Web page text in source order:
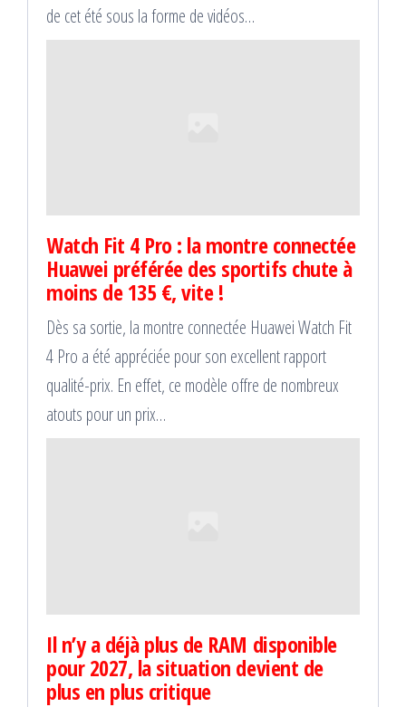
de cet été sous la forme de vidéos…
Watch Fit 4 Pro : la montre connectée
Huawei préférée des sportifs chute à
moins de 135 €, vite !
Dès sa sortie, la montre connectée Huawei Watch Fit
4 Pro a été appréciée pour son excellent rapport
qualité-prix. En effet, ce modèle offre de nombreux
atouts pour un prix…
Il n’y a déjà plus de RAM disponible
pour 2027, la situation devient de
plus en plus critique